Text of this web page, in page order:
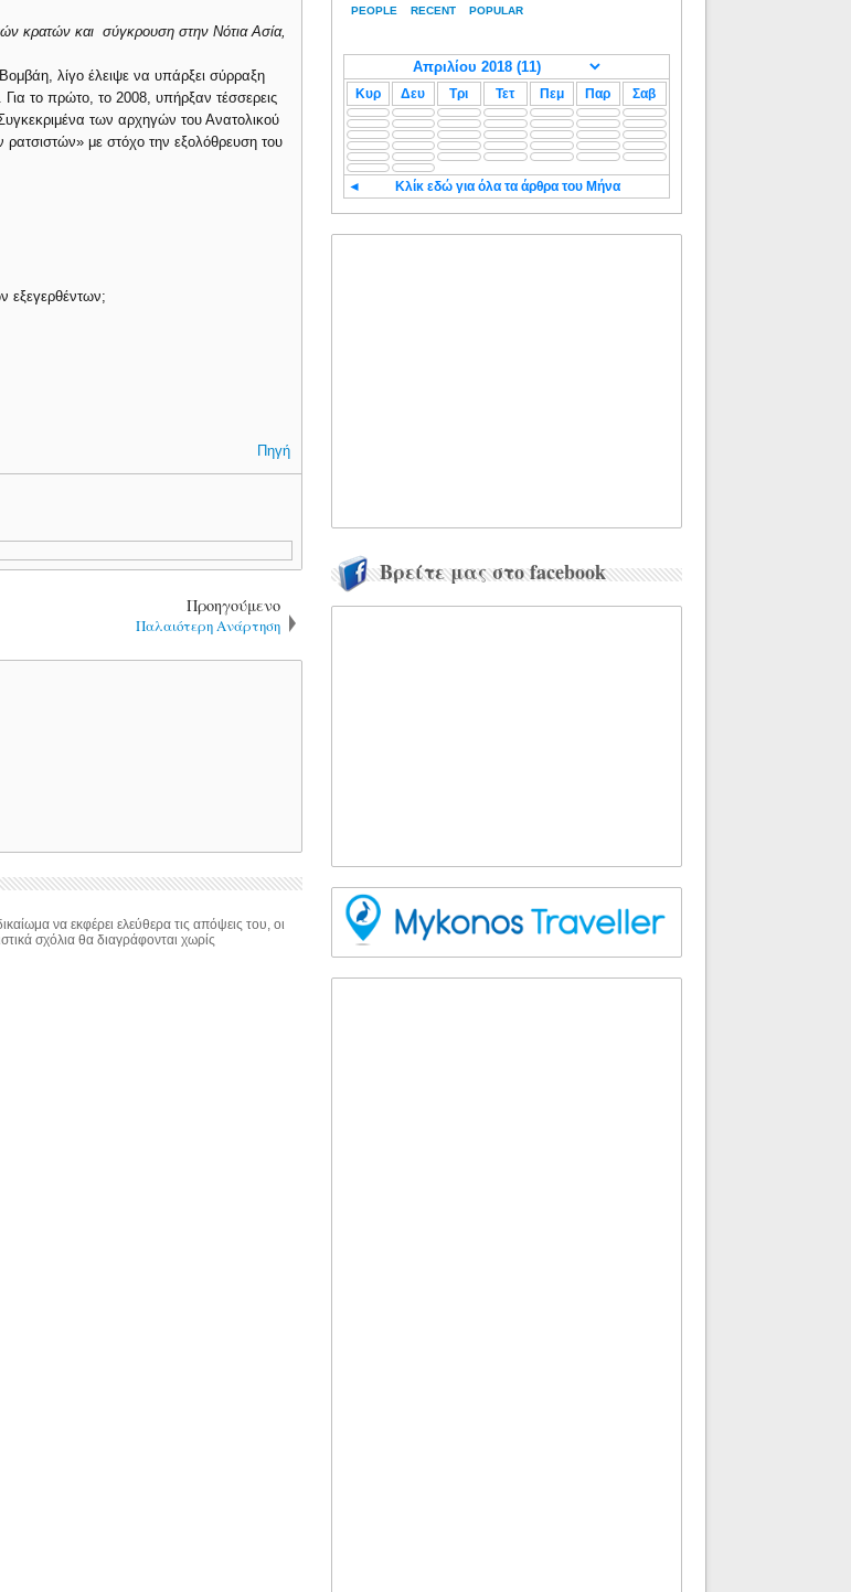
κρατών και σύγκρουση στην Νότια Ασία,
λίγο έλειψε να υπάρξει σύρραξη
το πρώτο, το 2008, υπήρξαν τέσσερεις
των αρχηγών του Ανατολικού
με στόχο την εξολόθρευση του
εξεγερθέντων;
Πηγή
Προηγούμενο
Παλαιότερη Ανάρτηση
να εκφέρει ελεύθερα τις απόψεις του, οι
σχόλια θα διαγράφονται χωρίς
PEOPLE RECENT POPULAR
Κυρ Δευ Τρι Τετ Πεμ Παρ Σαβ
◄ Κλίκ εδώ για όλα τα άρθρα του Μήνα
Βρείτε μας στο facebook